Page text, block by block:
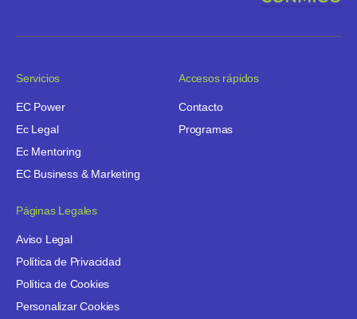
Servicios
EC Power
Ec Legal
Ec Mentoring
EC Business & Marketing
Accesos rápidos
Contacto
Programas
Páginas Legales
Aviso Legal
Política de Privacidad
Política de Cookies
Personalizar Cookies